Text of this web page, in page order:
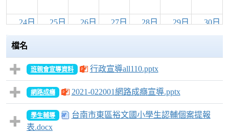
24日 25日 26日 27日 28日 29日 30日
31日 1日 2日 3日 4日 5日 6日
檔名
班親會宣導資料 行政宣導all110.pptx
網路成癮 2021-022001網路成癮宣導.pptx
學生輔導
台南市東區裕文國小學生認輔個案提報
表.docx